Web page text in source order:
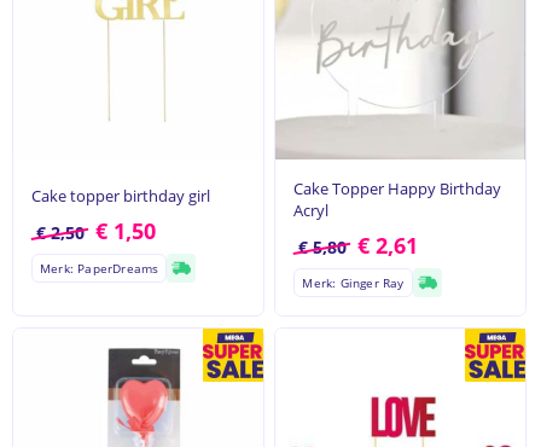
Cake topper birthday girl
€2,50 € 1,50
Merk: PaperDreams
Cake Topper Happy Birthday
Acryl
€5,80 €2,61
Merk: Ginger Ray